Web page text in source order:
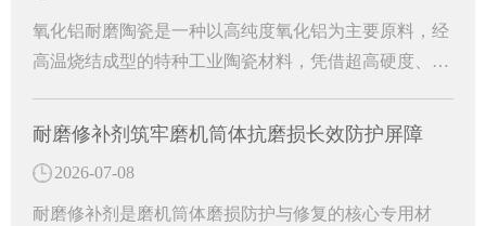
氧化铝耐磨陶瓷是一种以高纯度氧化铝为主要原料，经
高温烧结成型的特种工业陶瓷材料，凭借超高硬度、超
管道防护的核心耐磨材料。能够从根源上解决管道磨损
命，是工业管道长效防护的关键配件。
耐磨修补剂筑牢磨机筒体抗磨损长效防护屏障
2026-07-08
耐磨修补剂是磨机筒体磨损防护与修复的核心专用材